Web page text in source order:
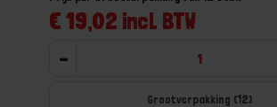
€ 19,02 incl. BTW
-
Grootverpakking (12)